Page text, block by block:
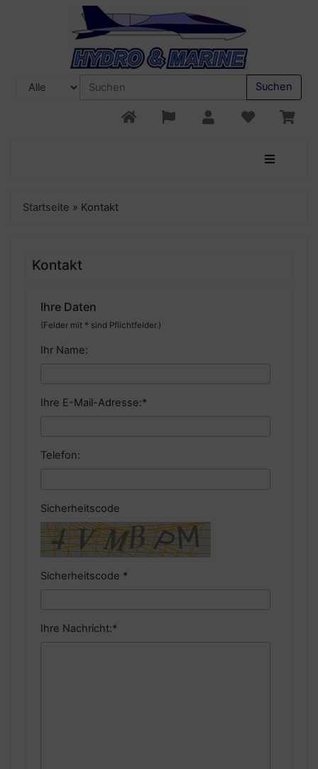
Suchen
Startseite » Kontakt
Kontakt
Ihre Daten
(Felder mit * sind Pflichtfelder.)
Ihr Name:
Ihre E-Mail-Adresse:*
Telefon:
Sicherheitscode
Sicherheitscode *
Ihre Nachricht:*